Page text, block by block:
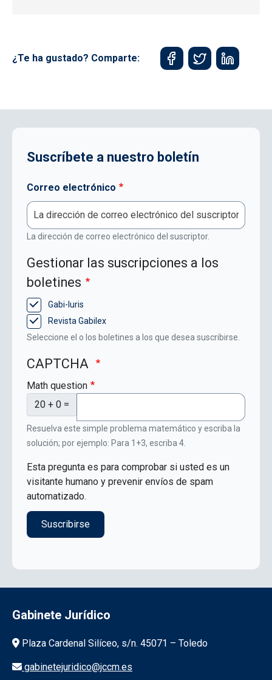
¿Te ha gustado? Comparte:
Suscríbete a nuestro boletín
Correo electrónico
La dirección de correo electrónico del suscriptor.
Gestionar las suscripciones a los
boletines
Gabi-Iuris
Revista Gabilex
Seleccione el o los boletines a los que desea suscribirse.
CAPTCHA
Math question
20 + 0 =
Resuelva este simple problema matemático y escriba la
solución; por ejemplo: Para 1+3, escriba 4.
Esta pregunta es para comprobar si usted es un
visitante humano y prevenir envíos de spam
automatizado.
Gabinete Jurídico
Información de la institución
Plaza Cardenal Silíceo, s/n. 45071 – Toledo
gabinetejuridico@jccm.es